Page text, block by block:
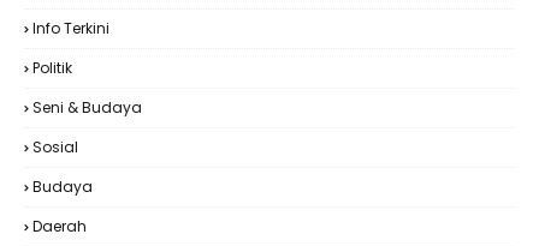
Info Terkini
Politik
Seni & Budaya
Sosial
Budaya
Daerah